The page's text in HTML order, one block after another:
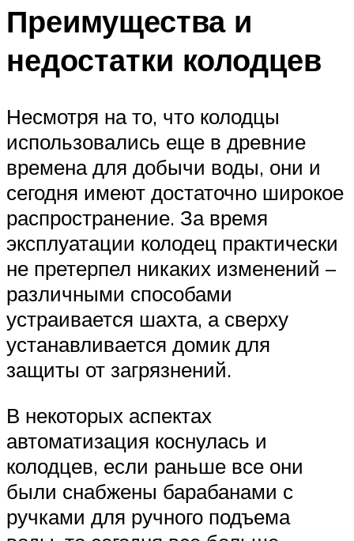
Преимущества и
недостатки колодцев
Несмотря на то, что колодцы
использовались еще в древние
времена для добычи воды, они и
сегодня имеют достаточно широкое
распространение. За время
эксплуатации колодец практически
не претерпел никаких изменений –
различными способами
устраивается шахта, а сверху
устанавливается домик для
защиты от загрязнений.
В некоторых аспектах
автоматизация коснулась и
колодцев, если раньше все они
были снабжены барабанами с
ручками для ручного подъема